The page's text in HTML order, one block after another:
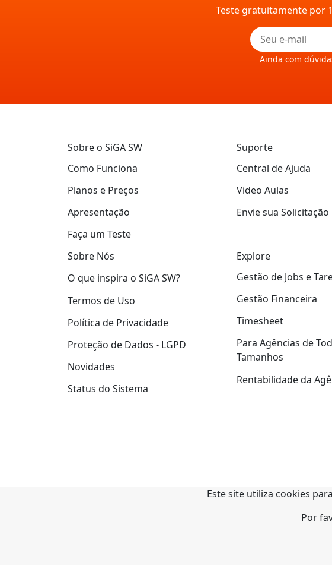
Teste gratuitamente por
Ainda com
Sobre o SiGA SW
Como Funciona
Planos e Preços
Apresentação
Faça um Teste
Sobre Nós
O que inspira o SiGA SW?
Termos de Uso
Política de Privacidade
Proteção de Dados - LGPD
Novidades
Status do Sistema
Suporte
Central de Ajuda
Video Aulas
Envie sua Solicitação
Explore
Gestão de Jobs e
Gestão Financeira
Timesheet
Para Agências de
Tamanhos
Rentabilidade da
Este site utiliza cookies
Por